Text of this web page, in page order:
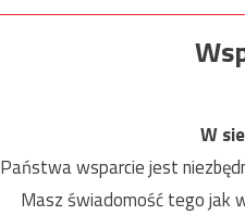
W
Państwa wsparcie jest
Masz świadomość tego jak